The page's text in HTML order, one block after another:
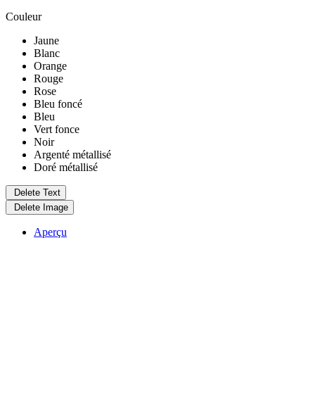
Couleur
Jaune
Blanc
Orange
Rouge
Rose
Bleu foncé
Bleu
Vert fonce
Noir
Argenté métallisé
Doré métallisé
Delete Text
Delete Image
Aperçu